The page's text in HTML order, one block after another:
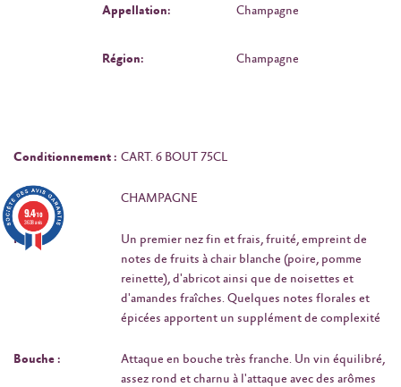
Appellation: Champagne
Région: Champagne
Conditionnement : CART. 6 BOUT 75CL
Type : CHAMPAGNE
Nez :
Un premier nez fin et frais, fruité, empreint de
notes de fruits à chair blanche (poire, pomme
reinette), d'abricot ainsi que de noisettes et
d'amandes fraîches. Quelques notes florales et
épicées apportent un supplément de complexité
Bouche :
Attaque en bouche très franche. Un vin équilibré,
assez rond et charnu à l'attaque avec des arômes
9.4/10
3638 avis